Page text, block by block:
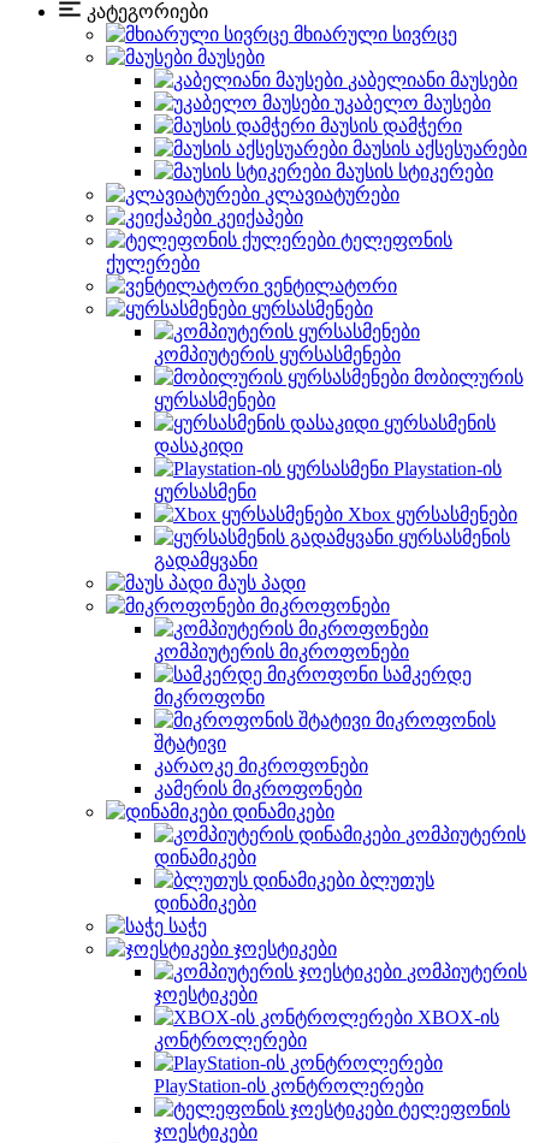
კატეგორიები
მხიარული სივრცე
მაუსები
კაბელიანი მაუსები
უკაბელო მაუსები
მაუსის დამჭერი
მაუსის აქსესუარები
მაუსის სტიკერები
კლავიატურები
კეიქაპები
ტელეფონის
ქულერები
ვენტილატორი
ყურსასმენები
კომპიუტერის ყურსასმენები
მობილურის
ყურსასმენები
ყურსასმენის
დასაკიდი
Playstation-ის
ყურსასმენი
Xbox ყურსასმენები
ყურსასმენის
გადამყვანი
მაუს პადი
მიკროფონები
კომპიუტერის მიკროფონები
სამკერდე
მიკროფონი
მიკროფონის
შტატივი
კარაოკე მიკროფონები
კამერის მიკროფონები
დინამიკები
კომპიუტერის
დინამიკები
ბლუთუს
დინამიკები
საჭე
ჯოესტიკები
კომპიუტერის
ჯოესტიკები
XBOX-ის
კონტროლერები
PlayStation-ის კონტროლერები
ტელეფონის
ჯოესტიკები